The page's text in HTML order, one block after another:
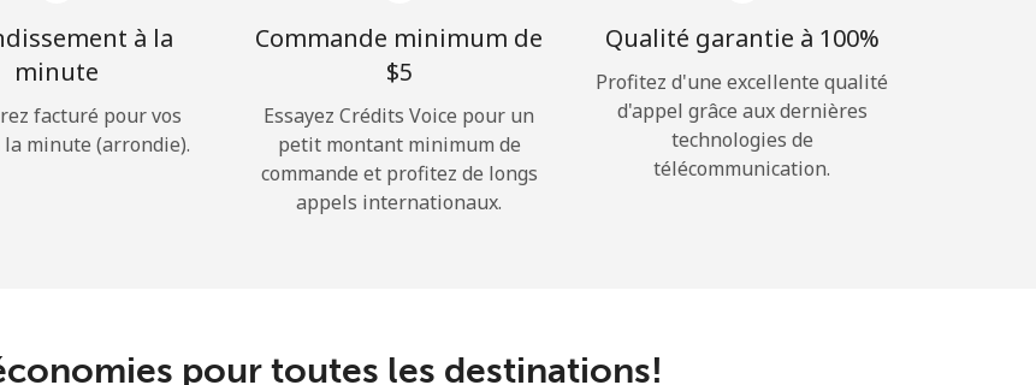
à la
minute
facturé pour vos
minute (arrondie).
Commande minimum de
⁦$5⁩
Essayez Crédits Voice pour un
petit montant minimum de
commande et profitez de longs
appels internationaux.
Qualité garantie à 100%
Profitez d'une excellente qualité
d'appel grâce aux dernières
technologies de
télécommunication.
pour toutes les destinations!